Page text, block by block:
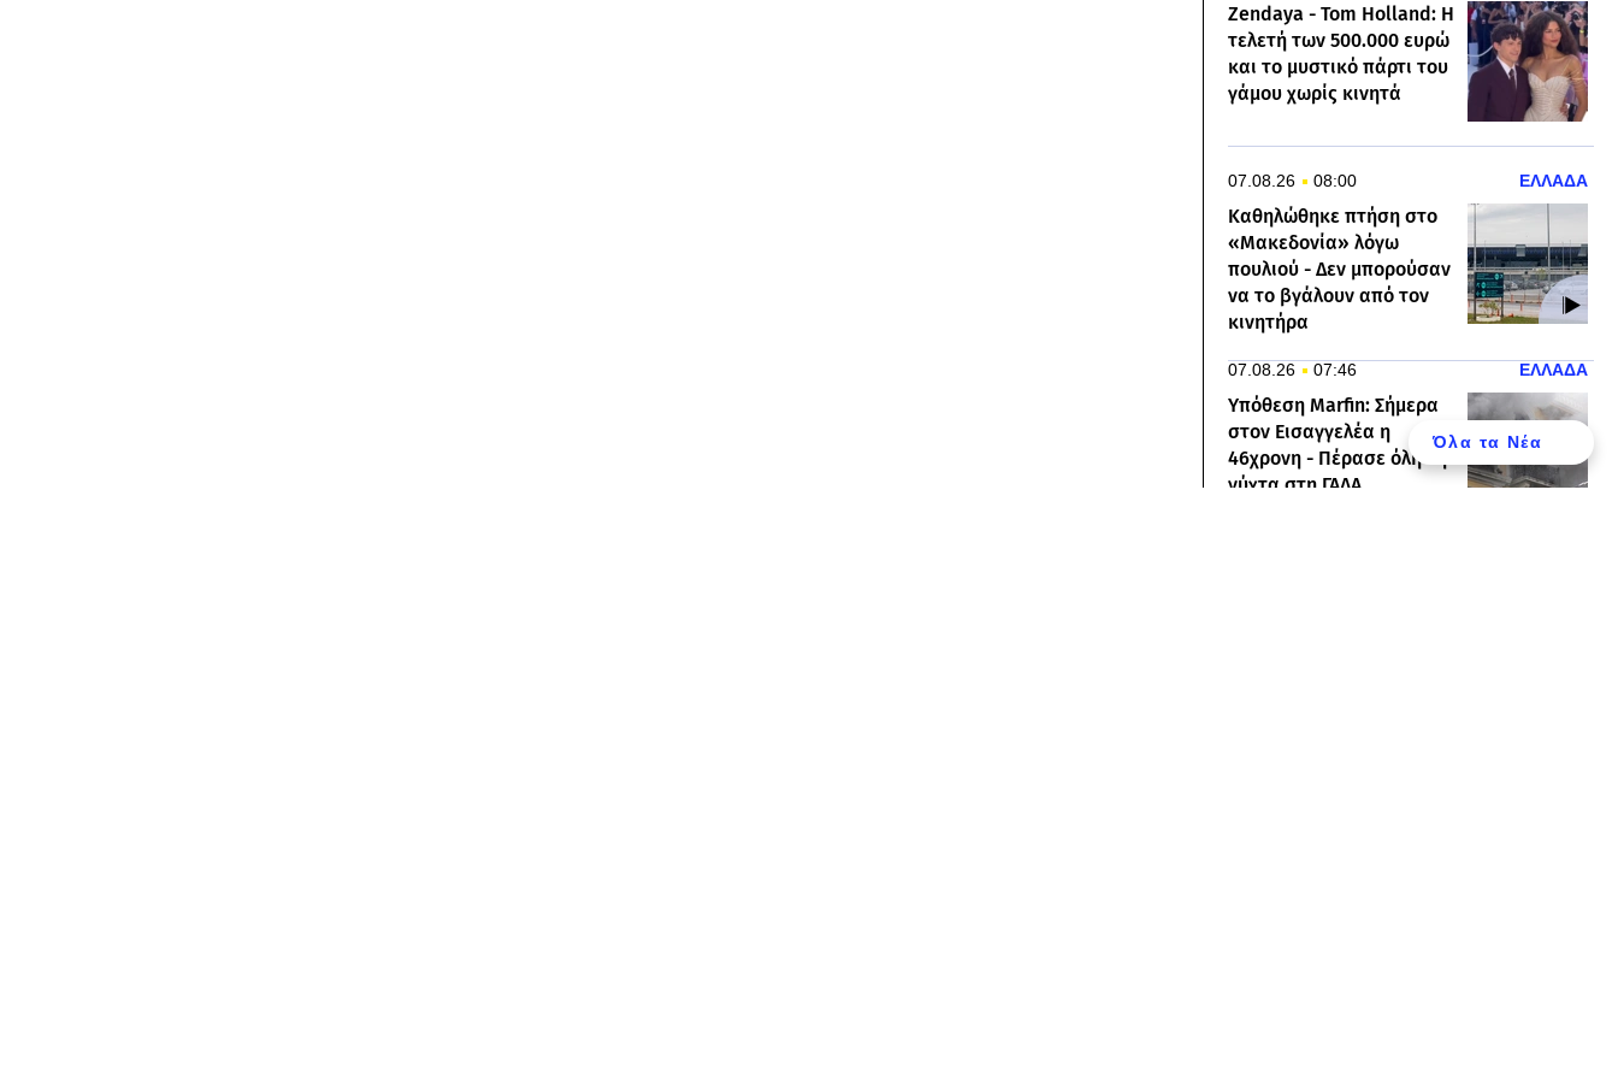
Zendaya - Tom Holland: Η
τελετή των 500.000 ευρώ
και το μυστικό πάρτι του
γάμου χωρίς κινητά
07.08.26 08:00 ΕΛΛΑΔΑ
Καθηλώθηκε πτήση στο
«Μακεδονία» λόγω
πουλιού - Δεν μπορούσαν
να το βγάλουν από τον
κινητήρα
07.08.26 07:46 ΕΛΛΑΔΑ
Υπόθεση Marfin: Σήμερα
στον Εισαγγελέα η
46χρονη - Πέρασε όλη τη
νύχτα στη ΓΑΔΑ
Όλα τα Νέα